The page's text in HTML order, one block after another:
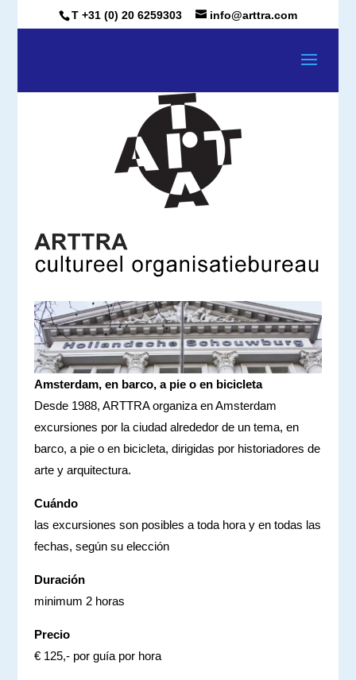
T +31 (0) 20 6259303 info@arttra.com
Amsterdam, en barco, a pie o en bicicleta
Desde 1988, ARTTRA organiza en Amsterdam
excursiones por la ciudad alrededor de un tema, en
barco, a pie o en bicicleta, dirigidas por historiadores de
arte y arquitectura.
Cuándo
las excursiones son posibles a toda hora y en todas las
fechas, según su elección
Duración
minimum 2 horas
Precio
€ 125,- por guía por hora